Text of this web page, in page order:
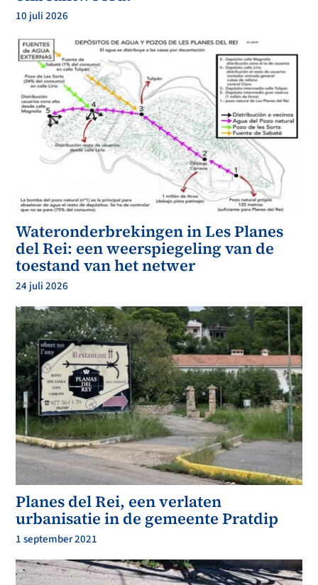
10 juli 2026
Wateronderbrekingen in Les Planes
del Rei: een weerspiegeling van de
toestand van het netwer
24 juli 2026
Planes del Rei, een verlaten
urbanisatie in de gemeente Pratdip
1 september 2021